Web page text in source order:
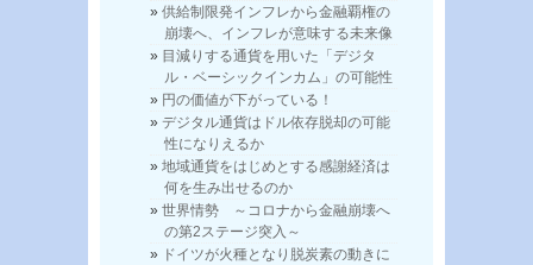
供給制限発インフレから金融覇権の
崩壊へ、インフレが意味する未来像
目減りする通貨を用いた「デジタ
ル・ベーシックインカム」の可能性
円の価値が下がっている！
デジタル通貨はドル依存脱却の可能
性になりえるか
地域通貨をはじめとする感謝経済は
何を生み出せるのか
世界情勢 ～コロナから金融崩壊へ
の第2ステージ突入～
ドイツが火種となり脱炭素の動きに